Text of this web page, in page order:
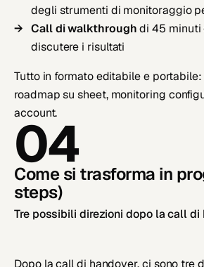
degli strumenti di monitoraggio
Call di walkthroughdi 45 minuti
discutere i risultati
Tutto in formato editabile e portabile:
roadmap su sheet, monitoring
account.
04
Come si trasforma in
steps)
Tre possibili direzioni dopo la call di
Dopo la call di handover, ci sono tre